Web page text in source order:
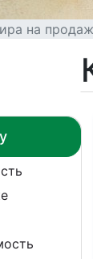
на